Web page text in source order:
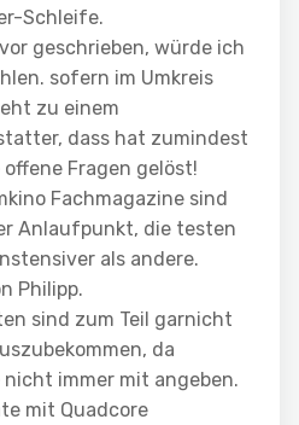
Schleife.
geschrieben, würde ich
sofern im Umkreis
zu einem
dass hat zumindest
Fragen gelöst!
Fachmagazine sind
Anlaufpunkt, die testen
als andere.
Philipp.
sind zum Teil garnicht
da
nicht immer mit angeben.
mit Quadcore